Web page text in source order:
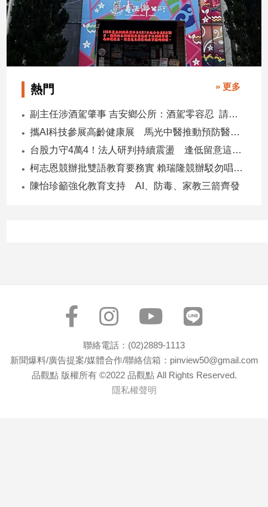
情
藝
文
電
影
薦
技/
區
熱門 » 更多
副主任涉酒駕肇事 吉安鄉公所：酒駕零容忍 請辭獲准
攜AI科技參展高齡健康展 馬光中醫推動預防醫學迎接長壽新經濟
台股力守4萬4！法人研判持續震盪 逢低留意這些族群
柯志恩競辦批雙語教育要務實 賴瑞隆競辦駁勿唱衰高雄
陳怡珍籲強化教育支持 AI、防毒、家教三箭齊發
聯絡電話：(02)2889-1113
新聞爆料/廣告提案/媒體合作/聯絡信箱：pinview50@gmail.com
品觀點 版權所有 ©2022 品觀點 All Rights Reserved.
隱私權聲明